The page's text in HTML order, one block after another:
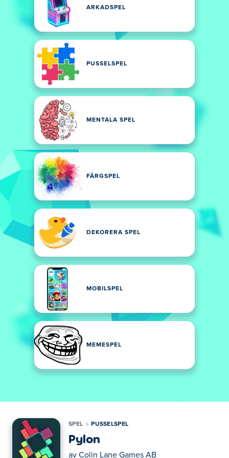
ARKADSPEL
PUSSELSPEL
MENTALA SPEL
FÄRGSPEL
DEKORERA SPEL
MOBILSPEL
MEMESPEL
SPEL PUSSELSPEL
Pylon
av Colin Lane Games AB